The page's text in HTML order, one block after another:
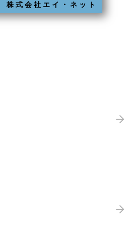
株式会社エイ・ネット